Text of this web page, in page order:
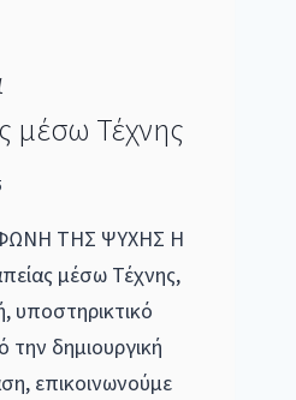
μέσω Τέχνης
ΤΗΣ ΨΥΧΗΣ Η
μέσω Τέχνης,
υποστηρικτικό
δημιουργική
επικοινωνούμε